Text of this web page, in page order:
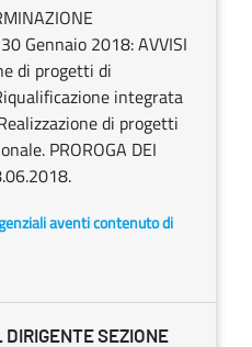
Gennaio 2018: AVVISI
di progetti di
integrata
di progetti
PROROGA DEI
aventi contenuto di
SEZIONE